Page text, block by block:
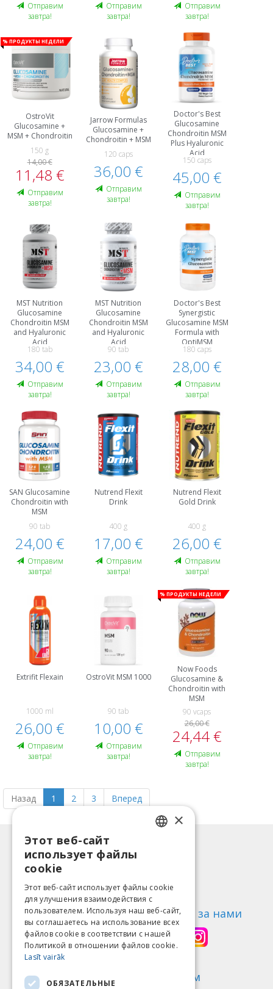
Oтправим
завтра!
Oтправим
завтра!
Oтправим
завтра!
% Продукты недели
OstroVit
Glucosamine +
MSM + Chondroitin
150 g
14,00 €
11,48 €
Oтправим
завтра!
Jarrow Formulas
Glucosamine +
Chondroitin + MSM
120 caps
36,00 €
Oтправим
завтра!
Doctor's Best
Glucosamine
Chondroitin MSM
Plus Hyaluronic
Acid
150 caps
45,00 €
Oтправим
завтра!
MST Nutrition
Glucosamine
Chondroitin MSM
and Hyaluronic
Acid
180 tab
34,00 €
Oтправим
завтра!
MST Nutrition
Glucosamine
Chondroitin MSM
and Hyaluronic
Acid
90 tab
23,00 €
Oтправим
завтра!
Doctor's Best
Synergistic
Glucosamine MSM
Formula with
OptiMSM
180 caps
28,00 €
Oтправим
завтра!
SAN Glucosamine
Chondroitin with
MSM
90 tab
24,00 €
Oтправим
завтра!
Nutrend Flexit
Drink
400 g
17,00 €
Oтправим
завтра!
Nutrend Flexit
Gold Drink
400 g
26,00 €
Oтправим
завтра!
Extrifit Flexain
1000 ml
26,00 €
Oтправим
завтра!
OstroVit MSM 1000
90 tab
10,00 €
Oтправим
завтра!
% Продукты недели
Now Foods
Glucosamine &
Chondroitin with
MSM
90 vcaps
26,00 €
24,44 €
Oтправим
завтра!
Назад 1 2 3 Вперед
Информация
Возврат товара
О нас
Контакты
Правила пользования
Политика конфиденциальности
Следи за нами
Найди нас Мы принимаем
LITHUANIAN
ESTONIAN
RUSSIAN
×
Этот веб-сайт
использует файлы
cookie
Этот веб-сайт использует файлы cookie
для улучшения взаимодействия с
пользователем. Используя наш веб-сайт,
вы соглашаетесь на использование всех
файлов cookie в соответствии с нашей
Политикой в ​​отношении файлов cookie.
Lasīt vairāk
ОБЯЗАТЕЛЬНЫЕ